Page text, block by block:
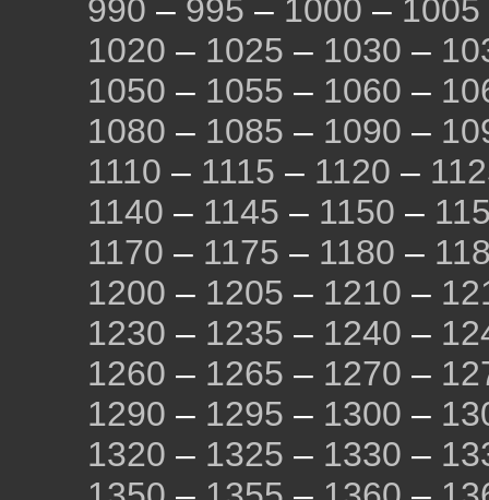
990 – 995 – 1000 – 1005
1020 – 1025 – 1030 –
1050 – 1055 – 1060 –
1080 – 1085 – 1090 –
1110 – 1115 – 1120 –
1140 – 1145 – 1150 –
1170 – 1175 – 1180 –
1200 – 1205 – 1210 –
1230 – 1235 – 1240 –
1260 – 1265 – 1270 –
1290 – 1295 – 1300 –
1320 – 1325 – 1330 –